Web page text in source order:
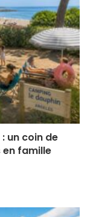
un coin de
famille